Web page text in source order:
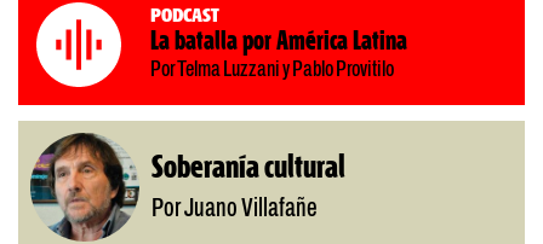
Podcast
La batalla por América Latina
Por Telma Luzzani y Pablo Provitilo
Soberanía cultural
Por Juano Villafañe